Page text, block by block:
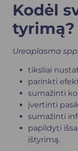
Kodėl
tyrimą?
Ureaplasma spp.
tiksliai
parinkti
sumažinti
įvertinti
sumažinti
papildyti
ištyrimą.